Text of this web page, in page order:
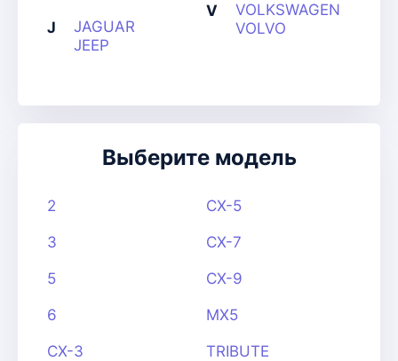
J
JAGUAR
JEEP
V
VOLKSWAGEN
VOLVO
Выберите модель
2
3
5
6
CX-3
CX-5
CX-7
CX-9
MX5
TRIBUTE